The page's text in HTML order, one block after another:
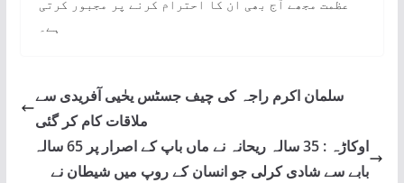
عظمت مجھے آج بھی ان کا احترام کرنے پر مجبور کرتی
ہے۔
سلمان اکرم راجہ کی چیف جسٹس یحٰیی آفریدی سے
ملاقات کام کر گئی
اوکاڑہ : 35 سالہ ریحانہ نے ماں باپ کے اصرار پر 65 سالہ
بابے سے شادی کرلی جو انسان کے روپ میں شیطان نے